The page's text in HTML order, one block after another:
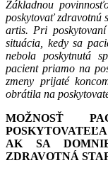
Základnou
poskytovať zdravotnú
artis. Pri
situácia, kedy sa
nebola poskytnutá
pacient priamo na
zmeny prijaté
obrátila na
MOŽNOSŤ
AK SA
ZDRAVOTNÁ